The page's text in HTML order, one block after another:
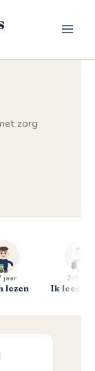
zorg
jaar
lezen
7–9 jaar
Ik lees al